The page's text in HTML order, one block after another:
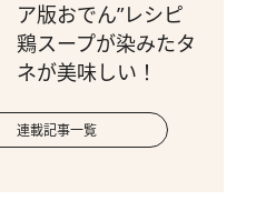
ア版おでん”レシピ
鶏スープが染みたタ
ネが美味しい！
連載記事一覧